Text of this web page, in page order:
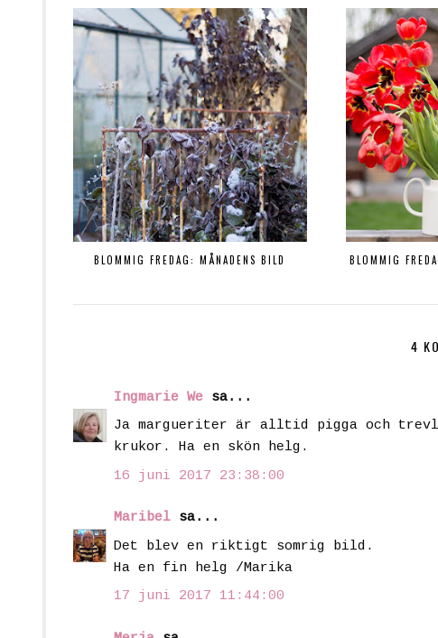
BLOMMIG FREDAG: MÅNADENS BILD BLOMMIG
4
Ingmarie We sa...
Ja margueriter är alltid pigga och
krukor. Ha en skön helg.
16 juni 2017 23:38:00
Maribel sa...
Det blev en riktigt somrig bild.
Ha en fin helg /Marika
17 juni 2017 11:44:00